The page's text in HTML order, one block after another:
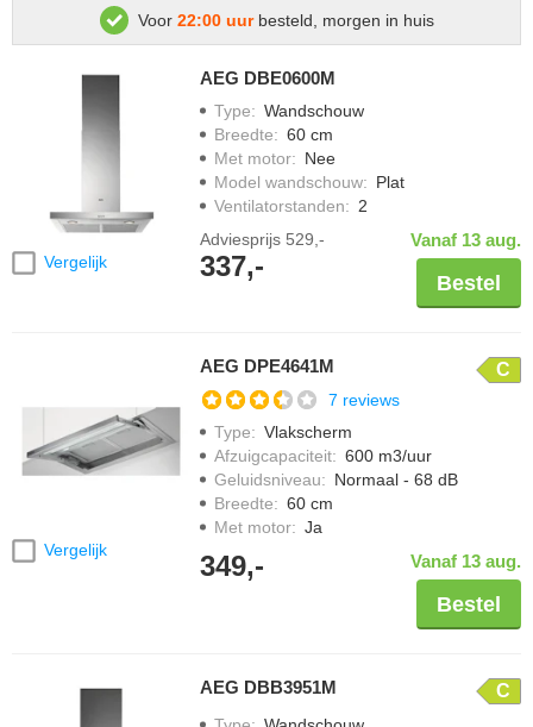
Voor 22:00 uurbesteld, morgen in huis
Vergelijk
AEG DBE0600M
Type: Wandschouw
Breedte: 60 cm
Met motor: Nee
Model wandschouw: Plat
Ventilatorstanden: 2
Adviesprijs 529,-
337,-
Vanaf 13 aug.
Bestel
Vergelijk
AEG DPE4641M C
7 reviews
Type: Vlakscherm
Afzuigcapaciteit: 600 m3/uur
Geluidsniveau: Normaal - 68 dB
Breedte: 60 cm
Met motor: Ja
349,- Vanaf 13 aug.
Bestel
AEG DBB3951M C